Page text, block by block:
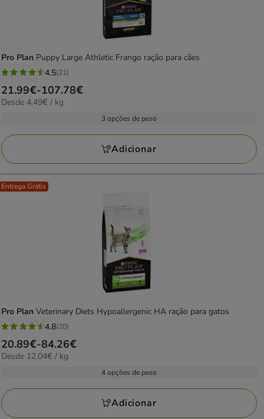
Pro Plan Puppy Large Athletic Frango ração para cães
4.5
estrelas
com
avaliações
4.5(21)
Preço
de
107.78€
21.99€-107.78€
4.49€
Desde 4.49€ / kg
3 opções de peso
Adicionar
Entrega Grátis
Pro Plan Veterinary Diets Hypoallergenic HA ração para gatos
4.8
estrelas
com
avaliações
4.8(20)
Preço
de
84.26€
20.89€-84.26€
12.04€
Desde 12.04€ / kg
4 opções de peso
Adicionar